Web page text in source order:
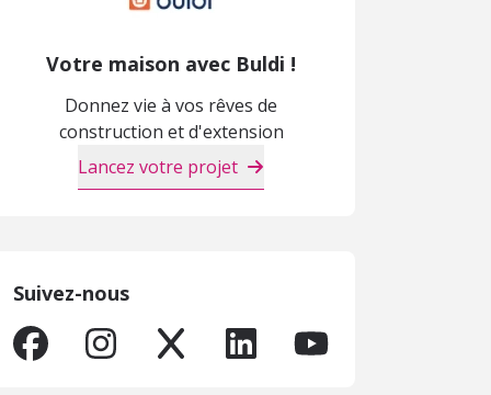
Votre maison avec Buldi !
Donnez vie à vos rêves de
construction et d'extension
Lancez votre projet
Suivez-nous